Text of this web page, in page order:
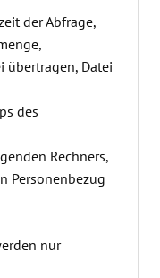
der Abfrage,
übertragen, Datei
des
Rechners,
Personenbezug
nur